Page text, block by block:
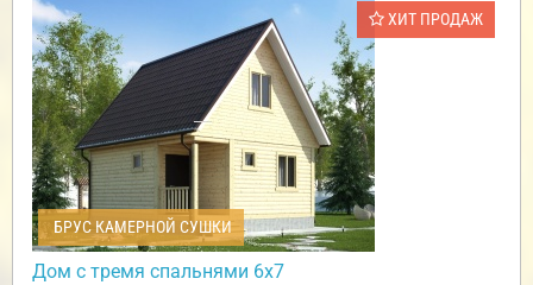
ХИТ ПРОДАЖ
БРУС КАМЕРНОЙ СУШКИ
Дом с тремя спальнями 6х7